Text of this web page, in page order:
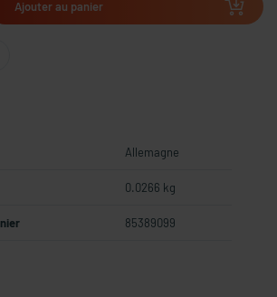
Ajouter au panier
Allemagne
0.0266 kg
85389099